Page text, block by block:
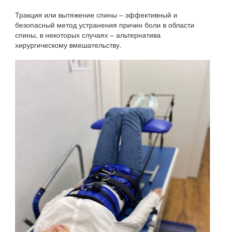
Тракция или вытяжение спины – эффективный и
безопасный метод устранения причин боли в области
спины, в некоторых случаях – альтернатива
хирургическому вмешательству.